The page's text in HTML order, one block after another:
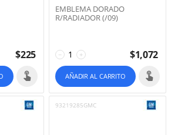
$225
EMBLEMA DORADO
R/RADIADOR (/09)
+
− $1,072
AÑADIR AL CARRITO
93219285GMC